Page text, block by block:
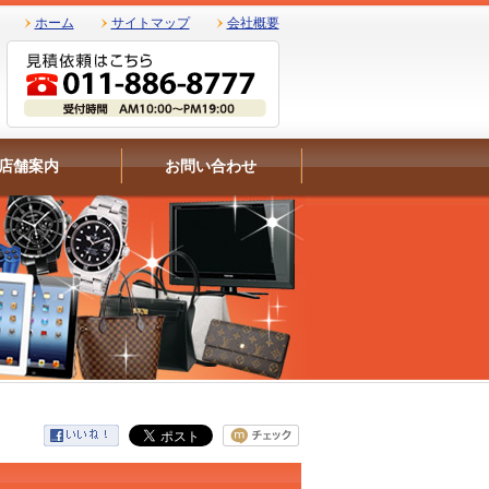
ホーム サイトマップ 会社概要
舗案内 お問い合わせ